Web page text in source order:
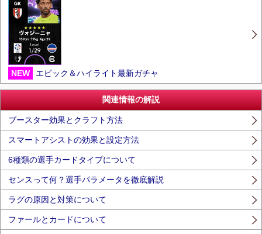
NEW エピック＆ハイライト最新ガチャ
関連情報の解説
ブースター効果とクラフト方法
スマートアシストの効果と設定方法
6種類の選手カードタイプについて
センスって何？選手パラメータを徹底解説
ラグの原因と対策について
ファールとカードについて